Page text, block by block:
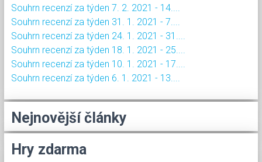
Souhrn recenzí za týden 7. 2. 2021 - 14....
Souhrn recenzí za týden 31. 1. 2021 - 7....
Souhrn recenzí za týden 24. 1. 2021 - 31....
Souhrn recenzí za týden 18. 1. 2021 - 25....
Souhrn recenzí za týden 10. 1. 2021 - 17....
Souhrn recenzí za týden 6. 1. 2021 - 13....
Nejnovější články
Hry zdarma